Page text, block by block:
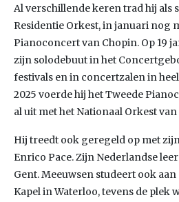
Al verschillende keren trad hij als
Residentie Orkest, in januari nog
Pianoconcert van Chopin. Op 19
zijn solodebuut in het
festivals en in concertzalen in
2025 voerde hij het Tweede
al uit met het Nationaal Orkest van
Hij treedt ook geregeld op met
Enrico Pace. Zijn Nederlandse
Gent. Meeuwsen studeert ook
Kapel in Waterloo, tevens de plek